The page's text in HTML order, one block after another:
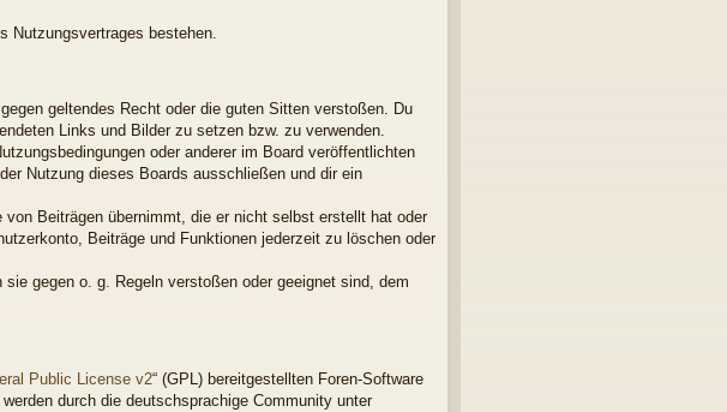
Nutzungsvertrages bestehen.
geltendes Recht oder die guten Sitten verstoßen. Du
Links und Bilder zu setzen bzw. zu verwenden.
oder anderer im Board veröffentlichten
Nutzung dieses Boards ausschließen und dir ein
Beiträgen übernimmt, die er nicht selbst erstellt hat oder
Beiträge und Funktionen jederzeit zu löschen oder
gegen o. g. Regeln verstoßen oder geeignet sind, dem
Public License v2“ (GPL) bereitgestellten Foren-Software
durch die deutschsprachige Community unter